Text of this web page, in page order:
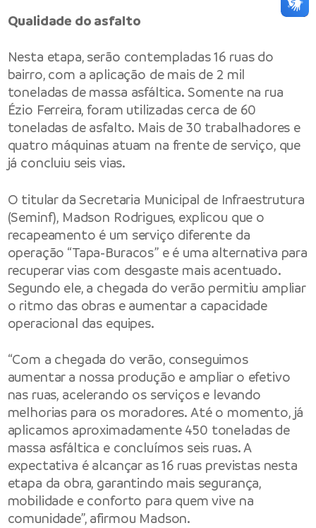
Qualidade do asfalto
Nesta etapa, serão contempladas 16 ruas do
bairro, com a aplicação de mais de 2 mil
toneladas de massa asfáltica. Somente na rua
Ézio Ferreira, foram utilizadas cerca de 60
toneladas de asfalto. Mais de 30 trabalhadores e
quatro máquinas atuam na frente de serviço, que
já concluiu seis vias.
O titular da Secretaria Municipal de Infraestrutura
(Seminf), Madson Rodrigues, explicou que o
recapeamento é um serviço diferente da
operação “Tapa-Buracos” e é uma alternativa para
recuperar vias com desgaste mais acentuado.
Segundo ele, a chegada do verão permitiu ampliar
o ritmo das obras e aumentar a capacidade
operacional das equipes.
“Com a chegada do verão, conseguimos
aumentar a nossa produção e ampliar o efetivo
nas ruas, acelerando os serviços e levando
melhorias para os moradores. Até o momento, já
aplicamos aproximadamente 450 toneladas de
massa asfáltica e concluímos seis ruas. A
expectativa é alcançar as 16 ruas previstas nesta
etapa da obra, garantindo mais segurança,
mobilidade e conforto para quem vive na
comunidade”, afirmou Madson.